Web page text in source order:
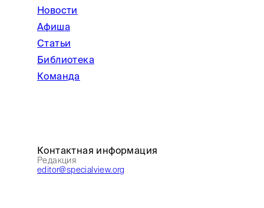
Новости
Афиша
Статьи
Библиотека
Команда
Контактная информация
Редакция
editor@specialview.org